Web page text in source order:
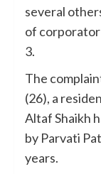
several
of corporator
3.
The
(26), a
Altaf Shaikh
by Parvati
years.